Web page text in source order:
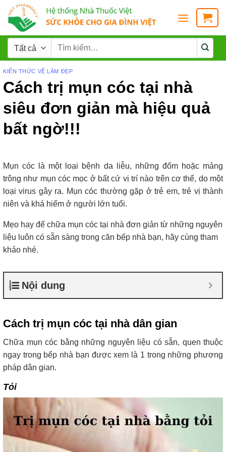
KIẾN THỨC VỀ LÀM ĐẸP
Cách trị mụn cóc tại nhà
siêu đơn giản mà hiệu quả
bất ngờ!!!
Mụn cóc là một loại bệnh da liễu, những đốm hoặc mảng
trông như mụn cóc mọc ở bất cứ vị trí nào trên cơ thể, do một
loại virus gây ra. Mụn cóc thường gặp ở trẻ em, trẻ vị thành
niên và khá hiếm ở người lớn tuổi.
Mẹo hay để chữa mụn cóc tại nhà đơn giản từ những nguyên
liệu luôn có sẵn sàng trong căn bếp nhà bạn, hãy cùng tham
khảo nhé.
Nội dung
Cách trị mụn cóc tại nhà dân gian
Chữa mụn cóc bằng những nguyên liệu có sẵn, quen thuộc
ngay trong bếp nhà bạn được xem là 1 trong những phương
pháp dân gian.
Tỏi